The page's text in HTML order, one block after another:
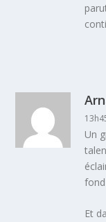
Un
Et